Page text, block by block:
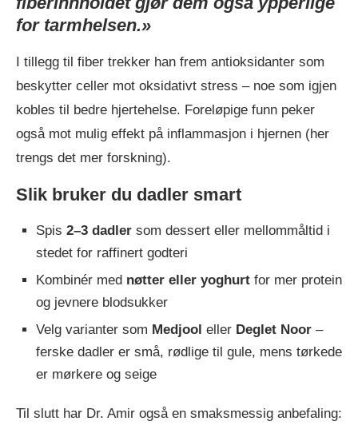
for tarmhelsen.»
I tillegg til fiber trekker han frem antioksidanter som
beskytter celler mot oksidativt stress – noe som igjen
kobles til bedre hjertehelse. Foreløpige funn peker
også mot mulig effekt på inflammasjon i hjernen (her
trengs det mer forskning).
Slik bruker du dadler smart
Spis 2–3 dadler som dessert eller mellommåltid i
stedet for raffinert godteri
Kombinér med nøtter eller yoghurt for mer protein
og jevnere blodsukker
Velg varianter som Medjool eller Deglet Noor –
ferske dadler er små, rødlige til gule, mens tørkede
er mørkere og seige
Til slutt har Dr. Amir også en smaksmessig anbefaling: